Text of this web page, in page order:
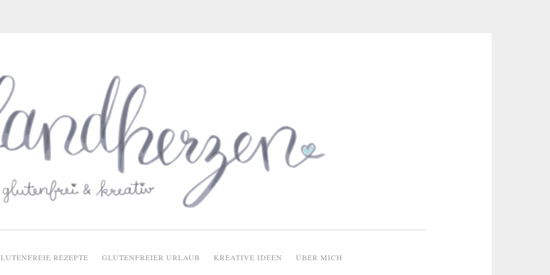
REZEPTE GLUTENFREIER URLAUB KREATIVE IDEEN ÜBER MICH